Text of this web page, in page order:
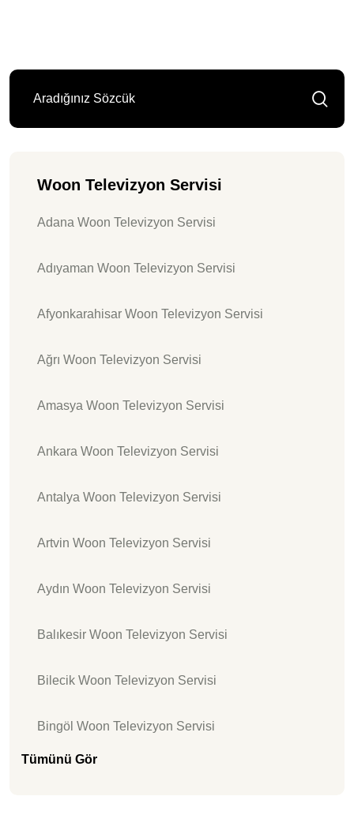
Woon Televizyon Servisi
Adana Woon Televizyon Servisi
Adıyaman Woon Televizyon Servisi
Afyonkarahisar Woon Televizyon Servisi
Ağrı Woon Televizyon Servisi
Amasya Woon Televizyon Servisi
Ankara Woon Televizyon Servisi
Antalya Woon Televizyon Servisi
Artvin Woon Televizyon Servisi
Aydın Woon Televizyon Servisi
Balıkesir Woon Televizyon Servisi
Bilecik Woon Televizyon Servisi
Bingöl Woon Televizyon Servisi
Tümünü Gör